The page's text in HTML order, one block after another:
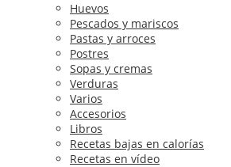
Huevos
Pescados y mariscos
Pastas y arroces
Postres
Sopas y cremas
Verduras
Varios
Accesorios
Libros
Recetas bajas en calorías
Recetas en vídeo